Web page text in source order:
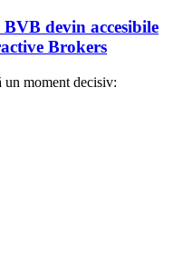
devin accesibile
Brokers
un moment decisiv: